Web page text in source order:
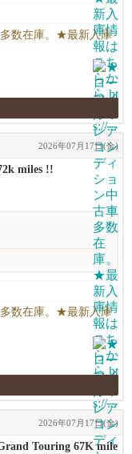
数在庫。★最新入庫
2026年07月17日(金)
miles !!
数在庫。★最新入庫
2026年07月17日(金)
Touring 67K mile